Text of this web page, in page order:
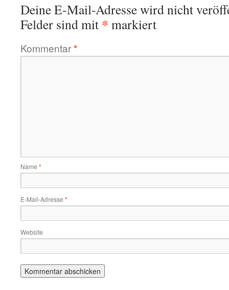
Deine E-Mail-Adresse wird nicht
Felder sind mit * markiert
Kommentar*
Name *
E-Mail-Adresse *
Website